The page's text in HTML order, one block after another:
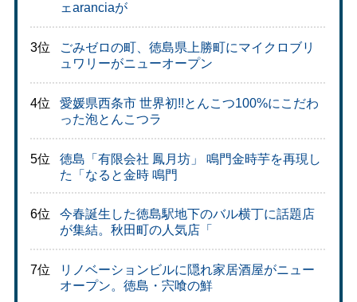
ェaranciaが
3位
ごみゼロの町、徳島県上勝町にマイクロブリ
ュワリーがニューオープン
4位
愛媛県西条市 世界初!!とんこつ100%にこだわ
った泡とんこつラ
5位
徳島「有限会社 鳳月坊」 鳴門金時芋を再現し
た「なると金時 鳴門
6位
今春誕生した徳島駅地下のバル横丁に話題店
が集結。秋田町の人気店「
7位
リノベーションビルに隠れ家居酒屋がニュー
オープン。徳島・宍喰の鮮